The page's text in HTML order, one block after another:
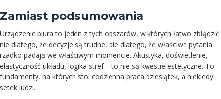
Zamiast podsumowania
Urządzenie biura to jeden z tych obszarów, w których łatwo zbłądzić
nie dlatego, że decyzje są trudne, ale dlatego, że właściwe pytania
rzadko padają we właściwym momencie. Akustyka, doświetlenie,
elastyczność układu, logika stref – to nie są kwestie estetyczne. To
fundamenty, na których stoi codzienna praca dziesiątek, a niekiedy
setek ludzi.